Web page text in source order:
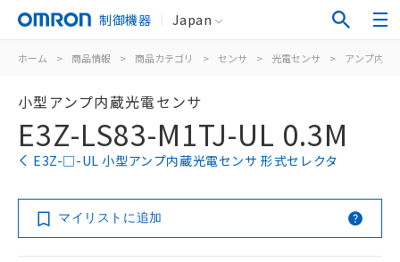
制御機器 Japan
ホーム > 商品情報 > 商品カテゴリ > センサ > 光電センサ > アンプ内蔵
小型アンプ内蔵光電センサ
E3Z-LS83-M1TJ-UL 0.3M
E3Z-□-UL 小型アンプ内蔵光電センサ 形式セレクタ
マイリストに追加